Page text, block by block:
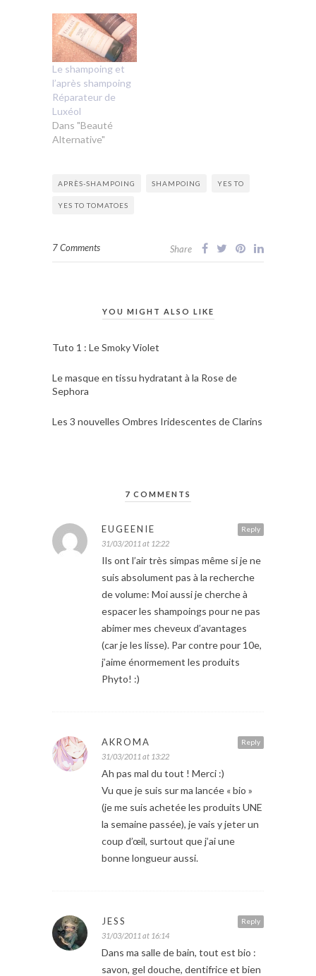
Le shampoing et
l’après shampoing
Réparateur de
Luxéol
Dans "Beauté
Alternative"
APRÈS-SHAMPOING SHAMPOING YES TO
YES TO TOMATOES
7 Comments Share
YOU MIGHT ALSO LIKE
Tuto 1 : Le Smoky Violet
Le masque en tissu hydratant à la Rose de
Sephora
Les 3 nouvelles Ombres Iridescentes de Clarins
7 COMMENTS
Reply
EUGEENIE
31/03/2011 at 12:22
Ils ont l’air très simpas même si je ne
suis absolument pas à la recherche
de volume: Moi aussi je cherche à
espacer les shampoings pour ne pas
abimer mes cheveux d’avantages
(car je les lisse). Par contre pour 10e,
j’aime énormement les produits
Phyto! :)
Reply
AKROMA
31/03/2011 at 13:22
Ah pas mal du tout ! Merci :)
Vu que je suis sur ma lancée « bio »
(je me suis achetée les produits UNE
la semaine passée), je vais y jeter un
coup d’œil, surtout que j’ai une
bonne longueur aussi.
Reply
JESS
31/03/2011 at 16:14
Dans ma salle de bain, tout est bio :
savon, gel douche, dentifrice et bien